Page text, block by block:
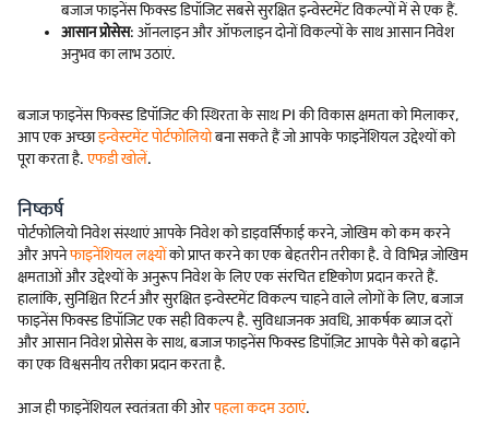
बजाज फाइनेंस फिक्स्ड डिपॉजिट सबसे सुरक्षित इन्वेस्टमेंट विकल्पों में से एक हैं.
आसान प्रोसेस: ऑनलाइन और ऑफलाइन दोनों विकल्पों के साथ आसान निवेश
अनुभव का लाभ उठाएं.
बजाज फाइनेंस फिक्स्ड डिपॉजिट की स्थिरता के साथ PI की विकास क्षमता को मिलाकर,
आप एक अच्छाइन्वेस्टमेंट पोर्टफोलियोबना सकते हैं जो आपके फाइनेंशियल उद्देश्यों को
पूरा करता है.एफडी खोलें.
निष्कर्ष
पोर्टफोलियो निवेश संस्थाएं आपके निवेश को डाइवर्सिफाई करने, जोखिम को कम करने
और अपनेफाइनेंशियल लक्ष्योंको प्राप्त करने का एक बेहतरीन तरीका है. वे विभिन्न जोखिम
क्षमताओं और उद्देश्यों के अनुरूप निवेश के लिए एक संरचित दृष्टिकोण प्रदान करते हैं.
हालांकि, सुनिश्चित रिटर्न और सुरक्षित इन्वेस्टमेंट विकल्प चाहने वाले लोगों के लिए, बजाज
फाइनेंस फिक्स्ड डिपॉजिट एक सही विकल्प है. सुविधाजनक अवधि, आकर्षक ब्याज दरों
और आसान निवेश प्रोसेस के साथ, बजाज फाइनेंस फिक्स्ड डिपॉज़िट आपके पैसे को बढ़ाने
का एक विश्वसनीय तरीका प्रदान करता है.
आज ही फाइनेंशियल स्वतंत्रता की ओरपहला कदम उठाएं.